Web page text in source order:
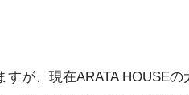
すが、現在ARATA HOUSE